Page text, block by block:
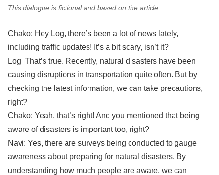
This dialogue is fictional and based on the article.
Chako: Hey Log, there’s been a lot of news lately,
including traffic updates! It’s a bit scary, isn’t it?
Log: That’s true. Recently, natural disasters have been
causing disruptions in transportation quite often. But by
checking the latest information, we can take precautions,
right?
Chako: Yeah, that’s right! And you mentioned that being
aware of disasters is important too, right?
Navi: Yes, there are surveys being conducted to gauge
awareness about preparing for natural disasters. By
understanding how much people are aware, we can